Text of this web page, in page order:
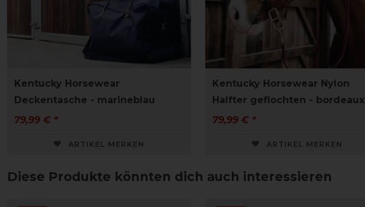
Kentucky Horsewear
Deckentasche - marineblau
79,99 € *
ARTIKEL MERKEN
Kentucky Horsewear Nylon
Halfter geflochten - bordeaux
79,99 € *
ARTIKEL MERKEN
Diese Produkte könnten dich auch interessieren